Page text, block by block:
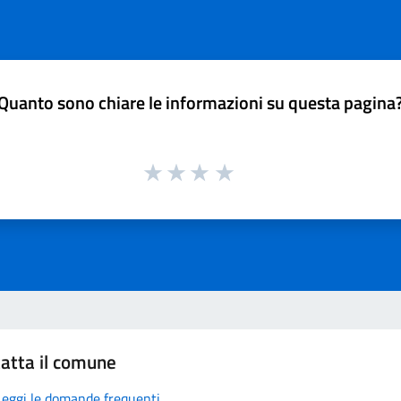
sono chiare le informazioni su questa
il comune